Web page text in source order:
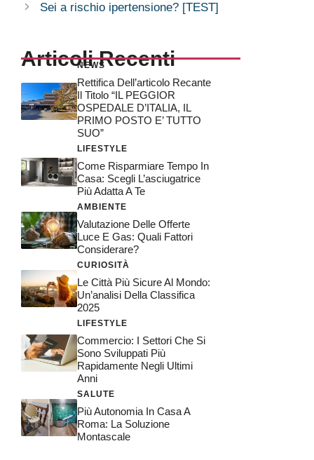
Sei a rischio ipertensione? [TEST]
Articoli Recenti
NEWS
Rettifica Dell’articolo Recante
Il Titolo “IL PEGGIOR
OSPEDALE D’ITALIA, IL
PRIMO POSTO E’ TUTTO
SUO”
LIFESTYLE
Come Risparmiare Tempo In
Casa: Scegli L’asciugatrice
Più Adatta A Te
AMBIENTE
Valutazione Delle Offerte
Luce E Gas: Quali Fattori
Considerare?
CURIOSITÀ
Le Città Più Sicure Al Mondo:
Un’analisi Della Classifica
2025
LIFESTYLE
Commercio: I Settori Che Si
Sono Sviluppati Più
Rapidamente Negli Ultimi
Anni
SALUTE
Più Autonomia In Casa A
Roma: La Soluzione
Montascale